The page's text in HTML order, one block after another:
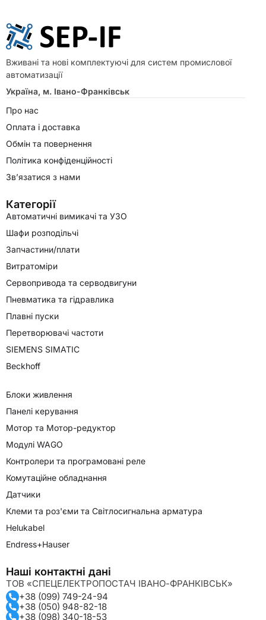
Вживані та нові комплектуючі для систем промислової
автоматизації
Україна, м. Івано-Франківськ
Про нас
Оплата і доставка
Обмін та повернення
Політика конфіденційності
Зв’язатися з нами
Категорії
Автоматичні вимикачі та УЗО
Шафи розподільчі
Запчастини/плати
Витратоміри
Сервопривода та серводвигуни
Пневматика та гідравлика
Плавні пуски
Перетворювачі частоти
SIEMENS SIMATIC
Beckhoff
Блоки живлення
Панелі керування
Мотор та Мотор-редуктор
Модулі WAGO
Контролери та програмовані реле
Комутаційне обладнання
Датчики
Клеми та роз'єми та Світлосигнальна арматура
Helukabel
Endress+Hauser
Наші контактні дані
ТОВ «СПЕЦЕЛЕКТРОПОСТАЧ ІВАНО-ФРАНКІВСЬК»
+38 (099) 749-24-94
+38 (050) 948-82-18
+38 (098) 340-18-53